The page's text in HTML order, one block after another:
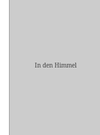
In den Himmel